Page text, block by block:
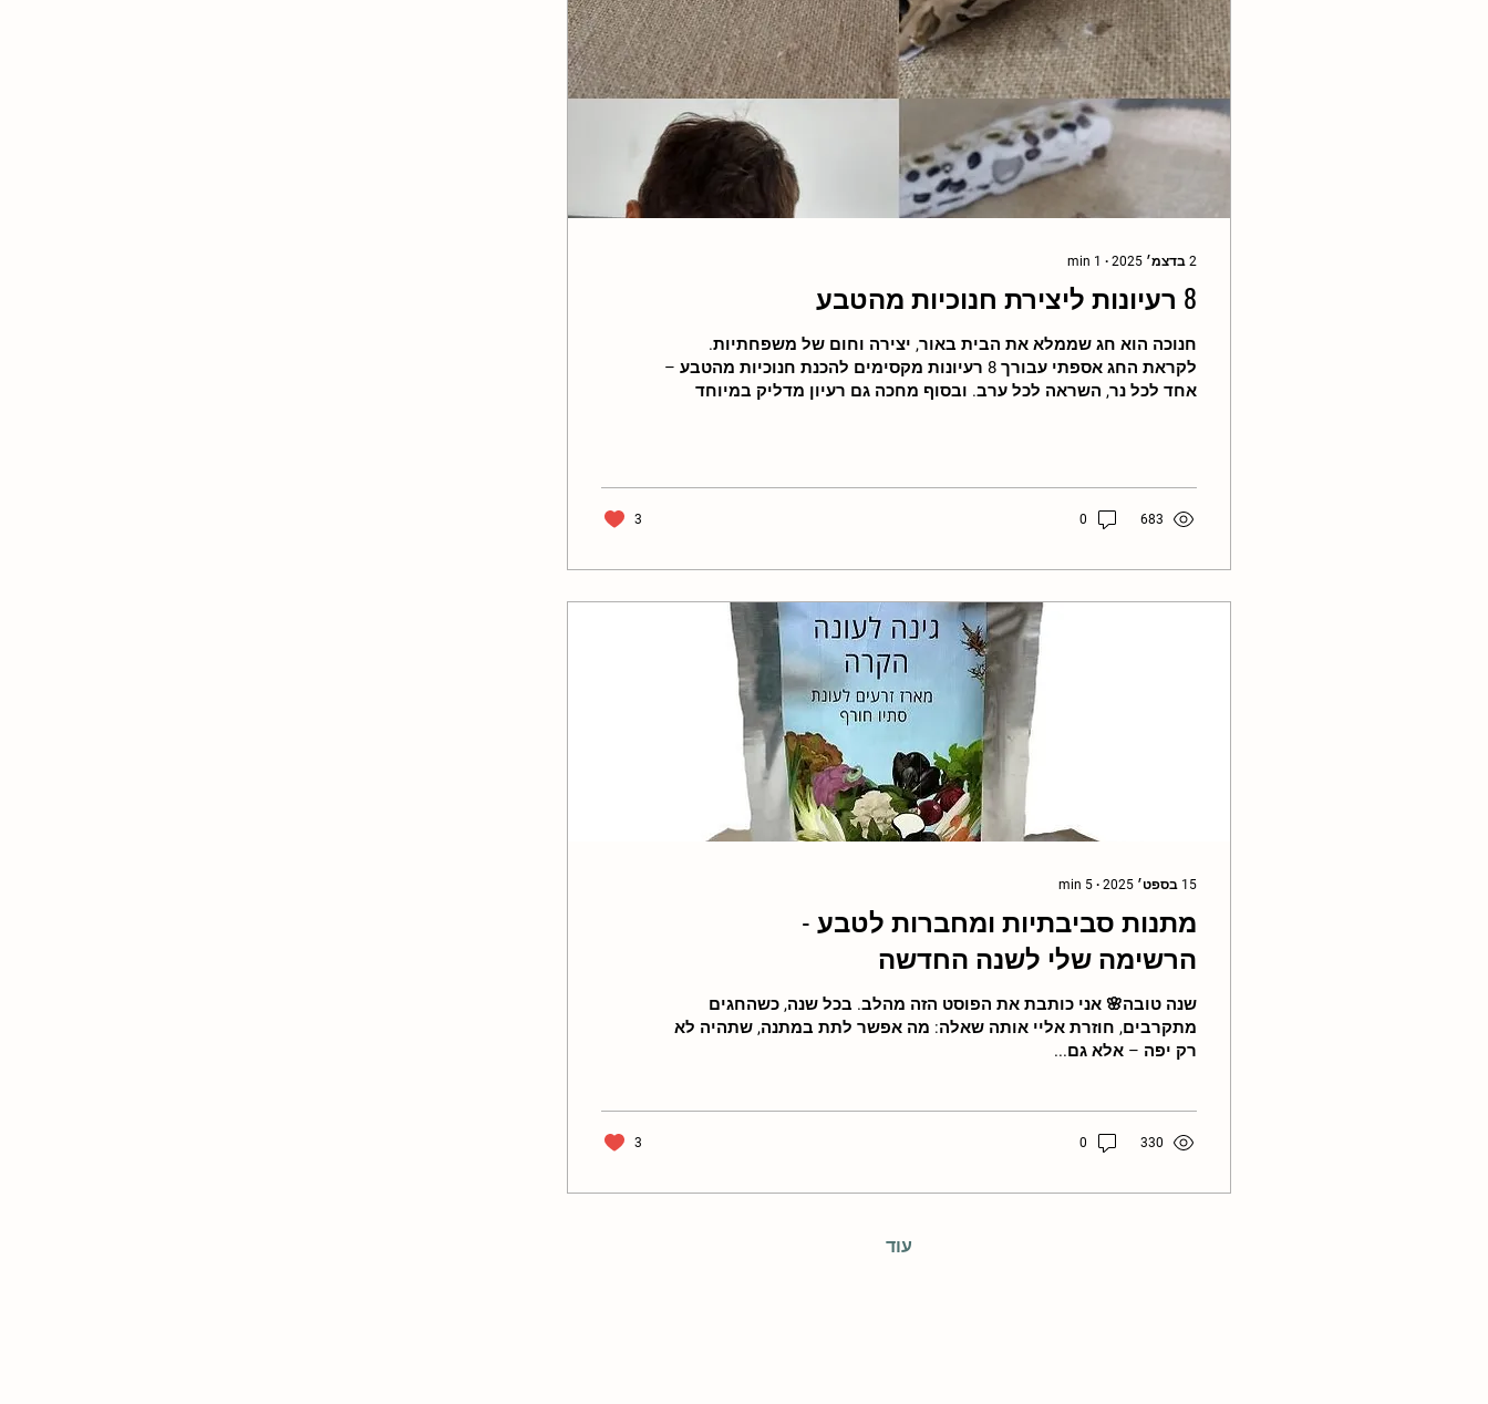
2 בדצמ׳ 2025 ∙
1
min
8 רעיונות ליצירת חנוכיות מהטבע
חנוכה הוא חג שממלא את הבית באור, יצירה וחום של משפחתיות.
לקראת החג אספתי עבורך 8 רעיונות מקסימים להכנת חנוכיות מהטבע –
אחד לכל נר, השראה לכל ערב. ובסוף מחכה גם רעיון מדליק במיוחד
אותך, וגם את הילדות, הילדים והצוותים החינוכיים, לצאת רגע החוצה,
ללקט, לגעת ולהפוך אוצרות טבע פשוטים ליצירה שמאירה את החג כולו.
בואו ניצור...
683
0
3
15 בספט׳ 2025 ∙
5
min
מתנות סביבתיות ומחברות לטבע -
הרשימה שלי לשנה החדשה
שנה טובה🌸 אני כותבת את הפוסט הזה מהלב. בכל שנה, כשהחגים
מתקרבים, חוזרת אליי אותה שאלה: מה אפשר לתת במתנה, שתהיה לא
רק יפה – אלא גם...
330
0
3
עוד